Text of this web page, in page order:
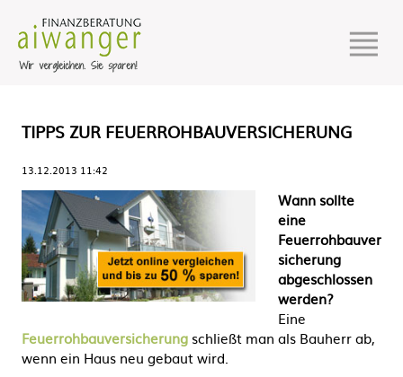
TIPPS ZUR FEUERROHBAUVERSICHERUNG
13.12.2013 11:42
Wann sollte
eine
Feuerrohbauver
sicherung
abgeschlossen
werden?
Eine
Feuerrohbauversicherung schließt man als Bauherr ab,
wenn ein Haus neu gebaut wird.